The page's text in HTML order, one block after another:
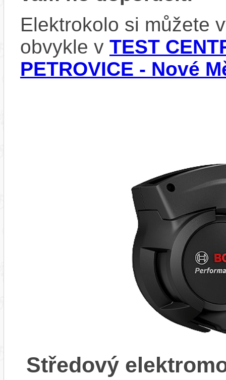
Elektrokolo si můžete
obvykle v TEST
PETROVICE - Nové
Středový